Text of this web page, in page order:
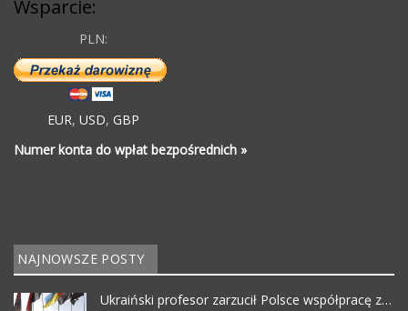
Wsparcie:
PLN:
EUR, USD, GBP
Numer konta do wpłat bezpośrednich »
NAJNOWSZE POSTY
Ukraiński profesor zarzucił Polsce współpracę z…